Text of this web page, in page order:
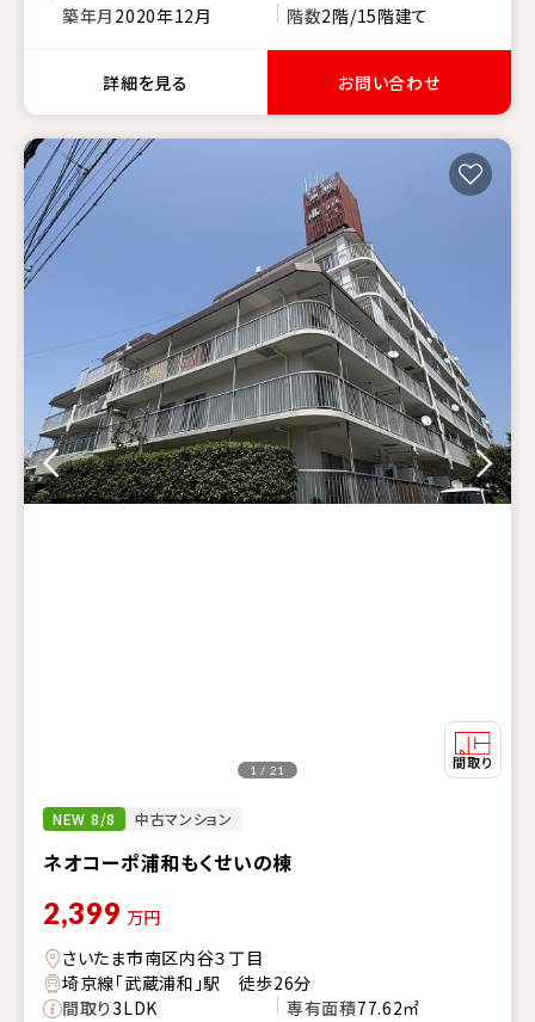
築年月 2020年12月 階数2階/15階建て
詳細を見る お問い合わせ
NEW 8/8 中古マンション
ネオコーポ浦和もくせいの棟
1 / 21
2,399 万円
さいたま市南区内谷３丁目
埼京線「武蔵浦和」駅 徒歩26分
間取り3LDK 専有面積77.62㎡